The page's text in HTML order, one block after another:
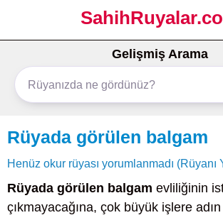
Gelişmiş Arama
Rüyada görülen balgam
Henüz okur rüyası yorumlanmadı (Rüyanı
Rüyada görülen balgam evliliğinin
çıkmayacağına, çok büyük işlere